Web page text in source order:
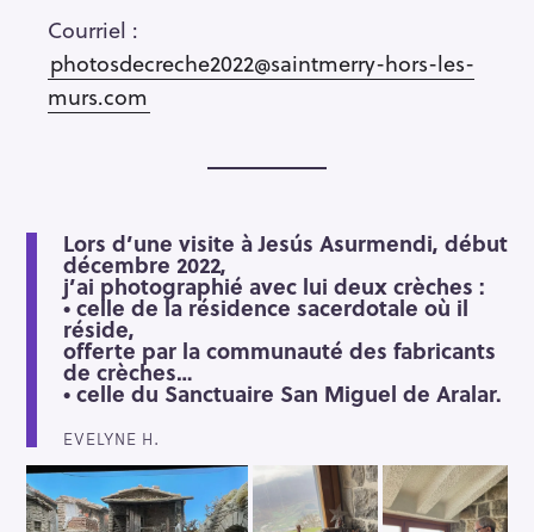
Courriel :
photosdecreche2022@saintmerry-hors-les-
murs.com
Lors d’une visite à Jesús Asurmendi, début
décembre 2022,
j’ai photographié avec lui deux crèches :
• celle de la résidence sacerdotale où il
réside,
offerte par la communauté des fabricants
de crèches…
• celle du Sanctuaire San Miguel de Aralar.
EVELYNE H.
e
r